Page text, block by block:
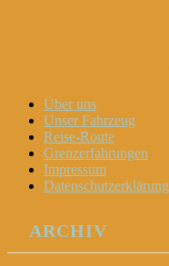
Menu
Widgets
Search
Skip
content
Über uns
Unser Fahrzeug
Reise-Route
Grenzerfahrungen
Impressum
Datenschutzerklärung
ARCHIV